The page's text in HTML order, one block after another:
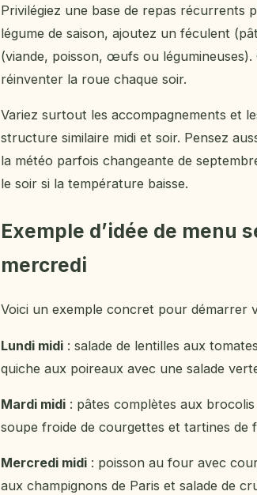
Privilégiez une base de repas récurrents
légume de saison, ajoutez un féculent
(viande, poisson, œufs ou
réinventer la roue chaque soir.
Variez surtout les accompagnements et
structure similaire midi et soir. Pensez
la météo parfois changeante de
le soir si la température baisse.
Exemple d’idée de menu
mercredi
Voici un exemple concret pour démarrer
Lundi midi : salade de lentilles aux
quiche aux poireaux avec une salade
Mardi midi : pâtes complètes aux
soupe froide de courgettes et tartines de
Mercredi midi : poisson au four avec
aux champignons de Paris et salade de